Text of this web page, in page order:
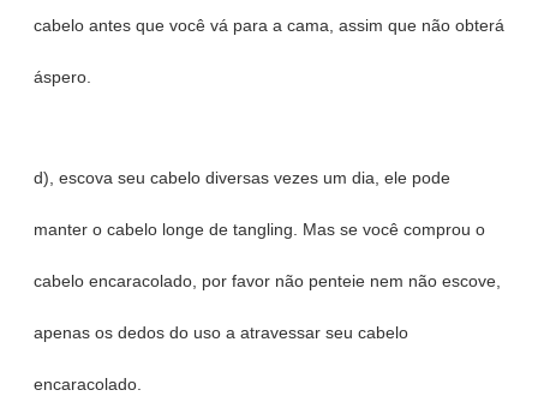
cabelo antes que você vá para a cama, assim que não obterá
áspero.
d), escova seu cabelo diversas vezes um dia, ele pode
manter o cabelo longe de tangling. Mas se você comprou o
cabelo encaracolado, por favor não penteie nem não escove,
apenas os dedos do uso a atravessar seu cabelo
encaracolado.